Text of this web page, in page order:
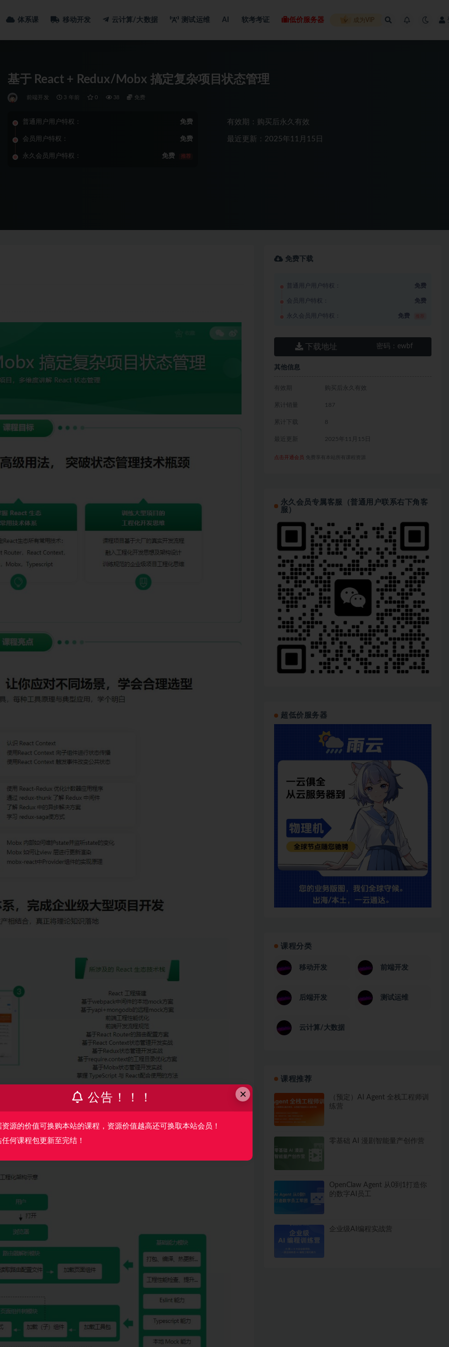
体系课 移动开发 云计算/大数据 测试运维 AI 软考考证 低价服务器 成为VIP
基于 React + Redux/Mobx 搞定复杂项目状态管理
前端开发 3 年前 0 38 免费
普通用户用户特权： 免费
会员用户特权： 免费
永久会员用户特权： 免费 推荐
有效期：购买后永久有效
最近更新：2025年11月15日
免费下载
普通用户用户特权： 免费
会员用户特权： 免费
永久会员用户特权： 免费
下载地址 密码： ewbf
其他信息
有效期 购买后永久有效
累计销量 187
累计下载 8
最近更新 2025年11月15日
点击开通会员 免费享有本站所有课程资源
永久会员专属客服（普通用户联系右下角客
服）
超低价服务器
课程分类
移动开发 前端开发
后端开发 测试运维
云计算/大数据
课程推荐
（预定）AI Agent 全栈工程师训
练营
零基础 AI 漫剧智能量产创作营
OpenClaw Agent 从0到1打造你
的数字AI员工
企业级AI编程实战营
×
公告！！！
资源的价值可换购本站的课程，资源价值越高还可换取本站会员！
任何课程包更新至完结！